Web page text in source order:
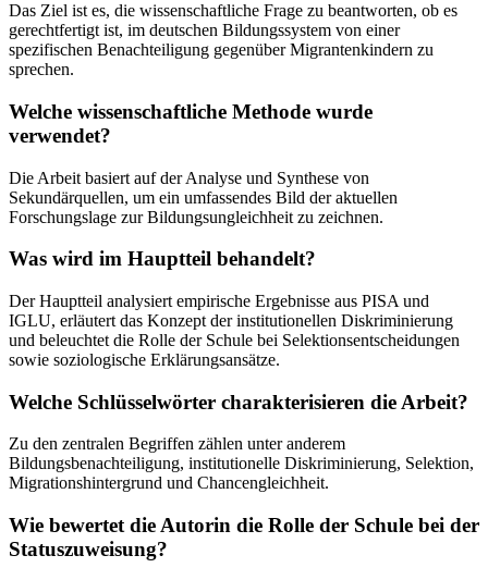
Das Ziel ist es, die wissenschaftliche Frage zu beantworten, ob es
gerechtfertigt ist, im deutschen Bildungssystem von einer
spezifischen Benachteiligung gegenüber Migrantenkindern zu
sprechen.
Welche wissenschaftliche Methode wurde
verwendet?
Die Arbeit basiert auf der Analyse und Synthese von
Sekundärquellen, um ein umfassendes Bild der aktuellen
Forschungslage zur Bildungsungleichheit zu zeichnen.
Was wird im Hauptteil behandelt?
Der Hauptteil analysiert empirische Ergebnisse aus PISA und
IGLU, erläutert das Konzept der institutionellen Diskriminierung
und beleuchtet die Rolle der Schule bei Selektionsentscheidungen
sowie soziologische Erklärungsansätze.
Welche Schlüsselwörter charakterisieren die Arbeit?
Zu den zentralen Begriffen zählen unter anderem
Bildungsbenachteiligung, institutionelle Diskriminierung, Selektion,
Migrationshintergrund und Chancengleichheit.
Wie bewertet die Autorin die Rolle der Schule bei der
Statuszuweisung?